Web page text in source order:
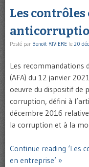
Les
Posté par Benoît RIVIERE le 20
Les recommandations
(AFA) du 12 janvier
oeuvre du dispositif de
corruption, défini à
décembre 2016
la corruption et à la
Continue reading ‘Les
en entreprise’ »